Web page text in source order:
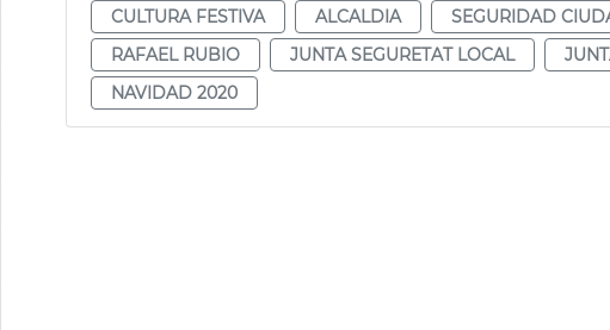
CULTURA FESTIVA
ALCALDIA SEGURIDAD
RAFAEL RUBIO
JUNTA SEGURETAT LOCAL
NAVIDAD 2020